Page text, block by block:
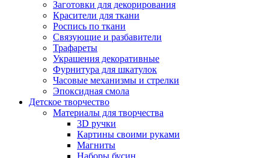
Заготовки для декорирования
Красители для ткани
Роспись по ткани
Связующие и разбавители
Трафареты
Украшения декоративные
Фурнитура для шкатулок
Часовые механизмы и стрелки
Эпоксидная смола
Детское творчество
Материалы для творчества
3D ручки
Картины своими руками
Магниты
Наборы бусин